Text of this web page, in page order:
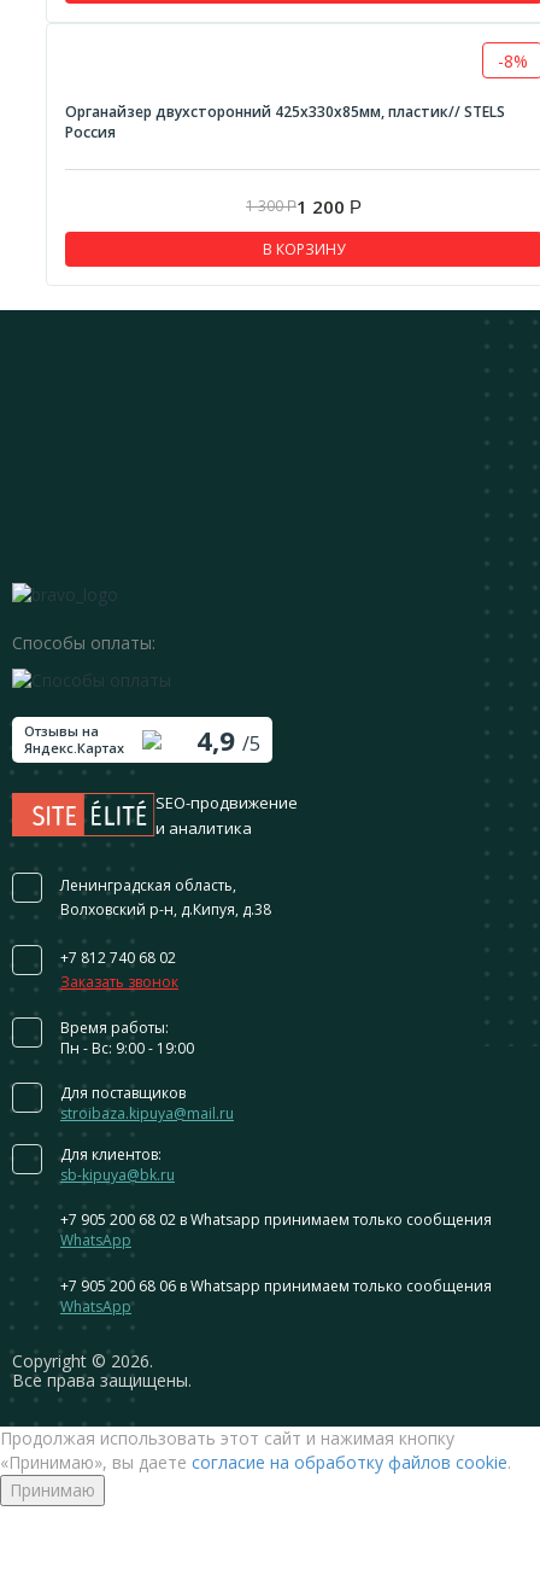
-8%
Органайзер двухсторонний 425х330х85мм, пластик// STELS
Россия
1 300Р1 200 Р
В КОРЗИНУ
Сopyright © 2026.
Все права защищены.
Способы оплаты:
Отзывы на
Яндекс.Картах
4,9 /5
SEO-продвижение
и аналитика
Ленинградская область,
Волховский р-н, д.Кипуя, д.38
+7 812 740 68 02
Заказать звонок
Время работы:
Пн - Вс: 9:00 - 19:00
Для поставщиков
stroibaza.kipuya@mail.ru
Для клиентов:
sb-kipuya@bk.ru
+7 905 200 68 02 в Whatsapp принимаем только сообщения
WhatsApp
+7 905 200 68 06 в Whatsapp принимаем только сообщения
WhatsApp
Продолжая использовать этот сайт и нажимая кнопку
«Принимаю», вы даете согласие на обработку файлов cookie.
Принимаю